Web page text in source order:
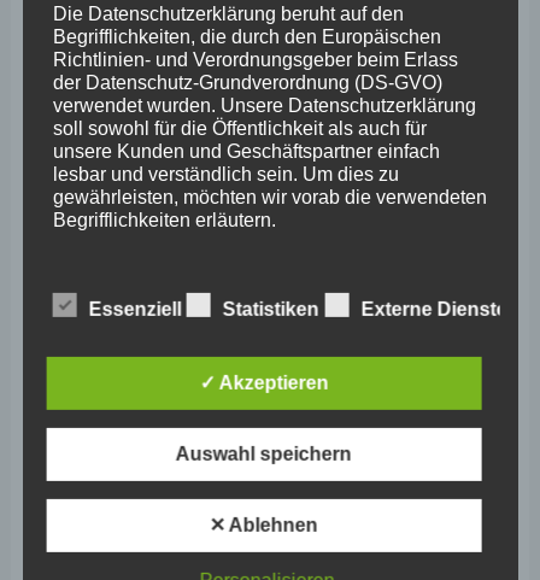
Oktober 2024
September 2024
August 2024
Juli 2024
Juni 2024
April 2024
Januar 2024
Oktober 2023
Die Datenschutzerklärung beruht auf den
Begrifflichkeiten, die durch den Europäischen
Richtlinien- und Verordnungsgeber beim Erlass
der Datenschutz-Grundverordnung (DS-GVO)
verwendet wurden. Unsere Datenschutzerklärung
soll sowohl für die Öffentlichkeit als auch für
unsere Kunden und Geschäftspartner einfach
lesbar und verständlich sein. Um dies zu
gewährleisten, möchten wir vorab die verwendeten
Begrifflichkeiten erläutern.
unter anderem die folgenden Begriffe:
a) personenbezogene Daten
Informationen, die sich auf eine identifizierte
oder identifizierbare natürliche Person (im
Essenziell Statistiken Externe Dienste
✓ Akzeptieren
Auswahl speichern
✕ Ablehnen